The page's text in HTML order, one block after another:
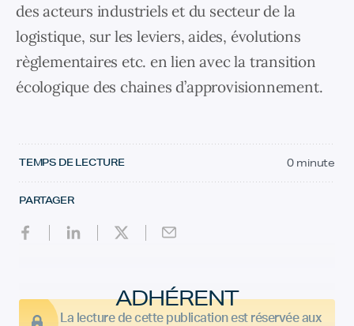
des acteurs industriels et du secteur de la
logistique, sur les leviers, aides, évolutions
règlementaires etc. en lien avec la transition
écologique des chaines d’approvisionnement.
TEMPS DE LECTURE 0 minute
PARTAGER
ADHÉRENT
La lecture de cette publication est réservée aux